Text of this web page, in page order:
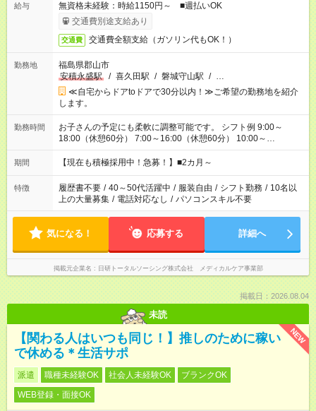
給与
無資格未経験：時給1150円～ ■週払いOK
交通費別途支給あり
交通費 交通費全額支給（ガソリン代もOK！）
勤務地
福島県郡山市
安積永盛駅
/ 喜久田駅 / 磐城守山駅 / …
≪自宅からドアtoドアで30分以内！≫ご希望の勤務地を紹介
します。
勤務時間
お子さんの予定にも柔軟に調整可能です。 シフト例 9:00～
18:00（休憩60分） 7:00～16:00（休憩60分） 10:00～
19:00（休憩60分） ※Wワーク希望の方へ 今ご覧のお仕事で希
望する勤務時間と、もう1つのお仕事の勤務時間の合計が 週40
期間 【現在も積極採用中！急募！】■2カ月～
特徴 履歴書不要 / 40～50代活躍中 / 服装自由 / シフト勤務 / 10名以
上の大量募集 / 電話対応なし / パソコンスキル不要
気になる！ 応募する 詳細へ
掲載元企業名 日研トータルソーシング株式会社 メディカルケア事業部
掲載日：2026.08.04
未読
NEW
【関わる人はいつも同じ！】推しのために稼い
で休める＊生活サポ
派遣 職種未経験OK 社会人未経験OK
ブランクOK
WEB登録・面接OK